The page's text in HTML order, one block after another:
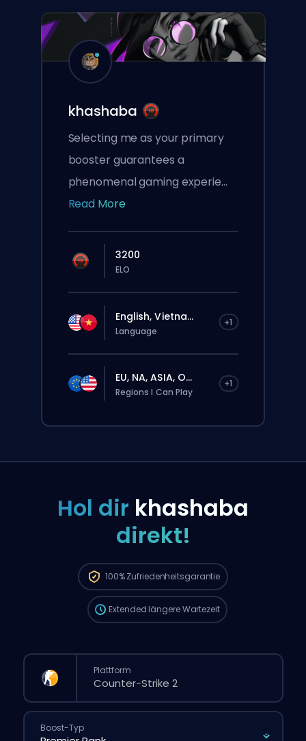
khashaba
Selecting me as your primary
booster guarantees a
phenomenal gaming experie...
Read More
3200
ELO
English, Vietna... +1
Language
EU, NA, ASIA, O... +1
Regions I Can Play
Hol dir khashaba
direkt!
100%Zufriedenheitsgarantie
Deine Bestellung wird automatisch
die Wartezeit länger sein als bei einer
normalen Bestellung über die Website.
Extended längere Wartezeit
Plattform
Boost-Typ